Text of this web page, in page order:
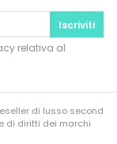
Iscriviti
relativa al
di lusso second
di diritti dei marchi